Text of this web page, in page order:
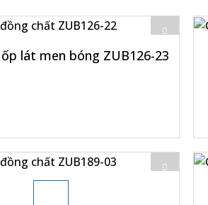
ốp lát men bóng ZUB126-23